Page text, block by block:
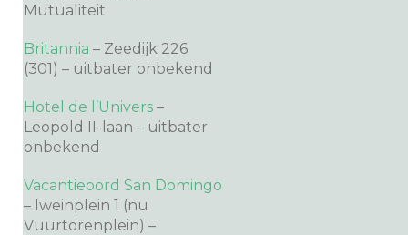
Mutualiteit
Britannia – Zeedijk 226
(301) – uitbater onbekend
Hotel de l’Univers –
Leopold II-laan – uitbater
onbekend
Vacantieoord San Domingo
– Iweinplein 1 (nu
Vuurtorenplein) –